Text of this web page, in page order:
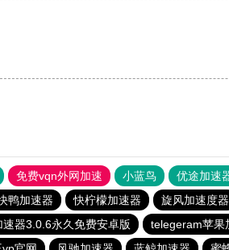
免费vqn外网加速 小蓝鸟 优途加速
鸭加速器 快柠檬加速器 旋风加速度器
速器3.0.6永久免费安卓版 telegeram苹果